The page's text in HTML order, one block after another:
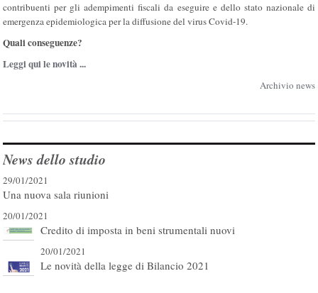
contribuenti per gli adempimenti fiscali da eseguire e dello stato nazionale di
emergenza epidemiologica per la diffusione del virus Covid-19.
Quali conseguenze?
Leggi qui le novità ...
Archivio news
News dello studio
29/01/2021
Una nuova sala riunioni
20/01/2021
Credito di imposta in beni strumentali nuovi
20/01/2021
Le novità della legge di Bilancio 2021